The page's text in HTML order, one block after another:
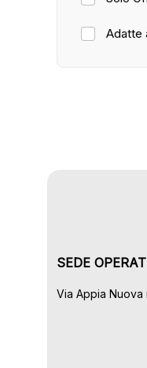
Adatte
SEDE
Via Appia Nuova